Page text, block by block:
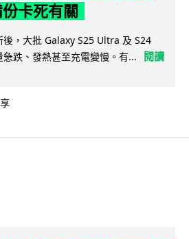
卡死有關
，大批 Galaxy S25 Ultra 及 S24
跌、發熱甚至充電變慢。有...
閱讀